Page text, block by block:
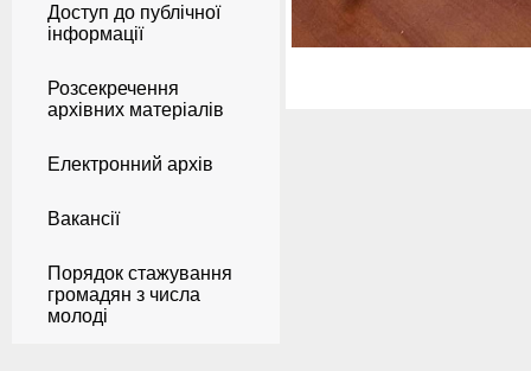
Доступ до публічної
інформації
Розсекречення
архівних матеріалів
Електронний архів
Вакансії
Порядок стажування
громадян з числа
молоді